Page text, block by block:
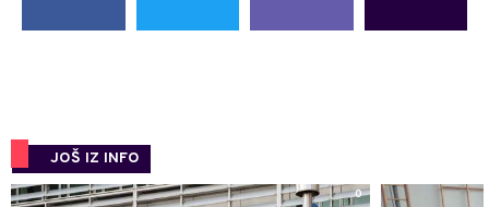
JOŠ IZ INFO
0